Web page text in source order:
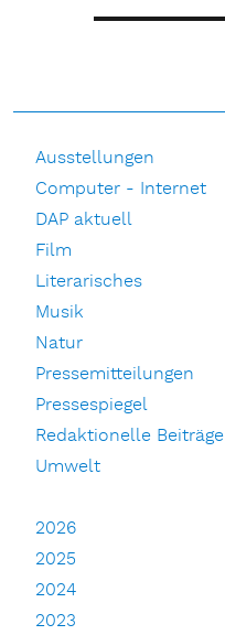
Ausstellungen
Computer - Internet
DAP aktuell
Film
Literarisches
Musik
Natur
Pressemitteilungen
Pressespiegel
Redaktionelle Beiträge
Umwelt
2026
2025
2024
2023